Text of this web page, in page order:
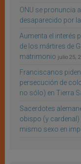
ONU se pronuncia
desaparecido por
Aumenta el interés
de los mártires de
matrimonio julio 25,
Franciscanos
persecución de
no sólo) en Tierra
Sacerdotes
obispo (y cardenal)
mismo sexo en